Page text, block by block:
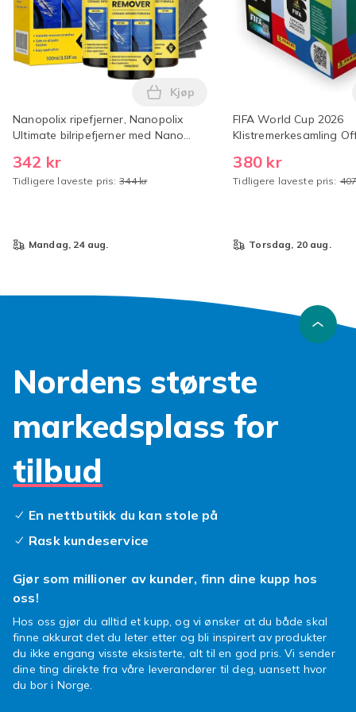
Nanopolix ripefjerner, Nanopolix
Ultimate bilripefjerner med Nano
342 kr
Tidligere laveste pris: 344 kr
Legg Nanopolix ripefjerner,
Kjøp
mandag, 24 aug.
FIFA World Cup 2026
Klistremerkesamling
stk [Bokssett] x50-
380 kr
Tidligere laveste pris:
torsdag, 20 aug.
Nordens største
markedsplass for
tilbud
En nettbutikk du kan stole på
Rask kundeservice
Gjør som millioner av kunder, finn dine kupp hos
oss!
Hos oss gjør du alltid et kupp, og vi ønsker at du både skal
finne akkurat det du leter etter og bli inspirert av produkter
du ikke engang visste eksisterte, alt til en god pris. Vi sender
dine ting direkte fra våre leverandører til deg, uansett hvor
du bor i Norge.